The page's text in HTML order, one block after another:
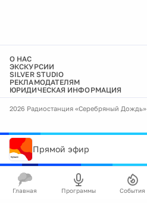
О НАС
ЭКСКУРСИИ
SILVER STUDIO
РЕКЛАМОДАТЕЛЯМ
ЮРИДИЧЕСКАЯ ИНФОРМАЦИЯ
2026 Радиостанция «Серебряный Дождь»
Прямой эфир
Главная Программы События